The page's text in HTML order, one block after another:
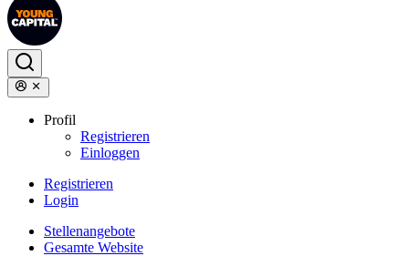
Profil
Registrieren
Einloggen
Registrieren
Login
Stellenangebote
Gesamte Website